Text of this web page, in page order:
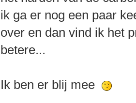
ik ga er nog een paar
over en dan vind ik het
betere...
Ik ben er blij mee